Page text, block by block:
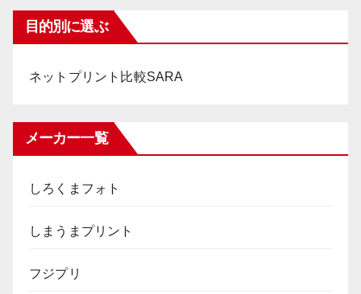
目的別に選ぶ
ネットプリント比較SARA
メーカー一覧
しろくまフォト
しまうまプリント
フジプリ